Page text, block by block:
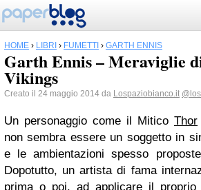
HOME › LIBRI › FUMETTI › GARTH ENNIS
Garth Ennis – Meraviglie
Vikings
Creato il 24 maggio 2014 da Lospaziobianco.it
Un personaggio come il Mitico Thor
non sembra essere un soggetto in
e le ambientazioni spesso
Dopotutto, un artista di fama
prima o poi, ad applicare il